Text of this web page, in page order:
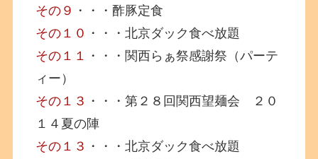
その９ ・・・酢豚定食
その１０ ・・・北京ダック食べ放題
その１１ ・・・関西らぁ祭感謝祭（パーテ
ィー）
その１３ ・・・第２８回関西望麺会 ２０
１４夏の陣
その１３ ・・・北京ダック食べ放題